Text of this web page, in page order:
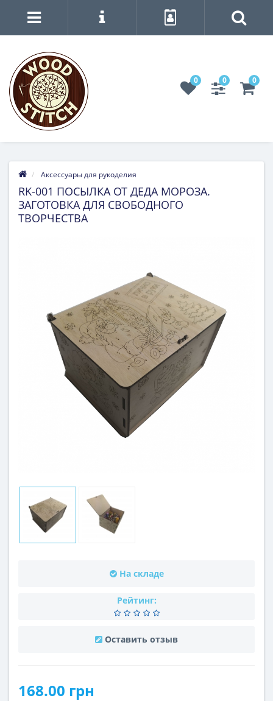
0 0 0
Аксессуары для рукоделия
RK-001 ПОСЫЛКА ОТ ДЕДА МОРОЗА.
ЗАГОТОВКА ДЛЯ СВОБОДНОГО
ТВОРЧЕСТВА
На складе
Рейтинг:
Оставить отзыв
168.00 грн